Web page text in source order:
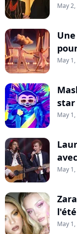
May
May
star
May
May
May